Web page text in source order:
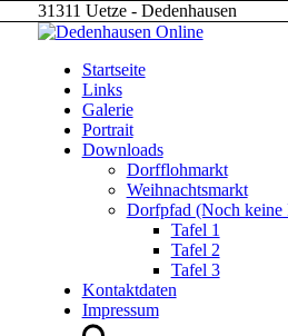
31311 Uetze - Dedenhausen
Startseite
Links
Galerie
Portrait
Downloads
Dorfflohmarkt
Weihnachtsmarkt
Dorfpfad (Noch keine
Tafel 1
Tafel 2
Tafel 3
Kontaktdaten
Impressum